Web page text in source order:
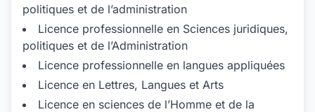
politiques et de l’administration
Licence professionnelle en Sciences juridiques,
politiques et de l’Administration
Licence professionnelle en langues appliquées
Licence en Lettres, Langues et Arts
Licence en sciences de l’Homme et de la